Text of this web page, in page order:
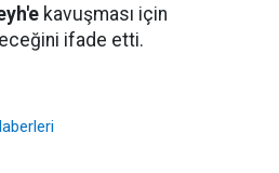
kavuşması için
ifade etti.